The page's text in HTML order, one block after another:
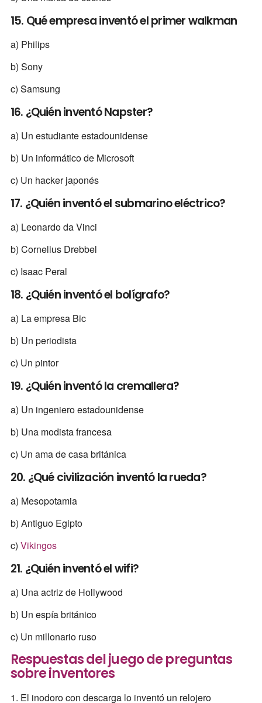
15. Qué empresa inventó el primer walkman
a) Philips
b) Sony
c) Samsung
16. ¿Quién inventó Napster?
a) Un estudiante estadounidense
b) Un informático de Microsoft
c) Un hacker japonés
17. ¿Quién inventó el submarino eléctrico?
a) Leonardo da Vinci
b) Cornelius Drebbel
c) Isaac Peral
18. ¿Quién inventó el bolígrafo?
a) La empresa Bic
b) Un periodista
c) Un pintor
19. ¿Quién inventó la cremallera?
a) Un ingeniero estadounidense
b) Una modista francesa
c) Un ama de casa británica
20. ¿Qué civilización inventó la rueda?
a) Mesopotamia
b) Antiguo Egipto
c) Vikingos
21. ¿Quién inventó el wifi?
a) Una actriz de Hollywood
b) Un espía británico
c) Un millonario ruso
Respuestas del juego de preguntas
sobre inventores
1. El inodoro con descarga lo inventó un relojero